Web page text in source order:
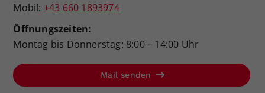
Mobil: +43 660 1893974
Öffnungszeiten:
Montag bis Donnerstag: 8:00 – 14:00 Uhr
Mail senden